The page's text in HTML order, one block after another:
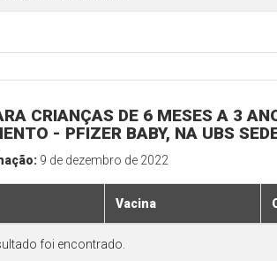
CRIANÇAS DE 6 MESES A 3
- PFIZER BABY, NA UBS
9 de dezembro de 2022
Vacina
foi encontrado.